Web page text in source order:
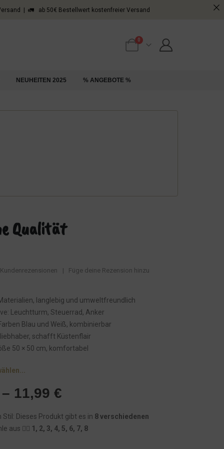
| 🚛 ab 50€ Bestellwert kostenfreier Versand
0
NEUHEITEN 2025 % ANGEBOTE %
Qualität
Kundenrezensionen | Füge deine Rezension hinzu
langlebig und umweltfreundlich
Leuchtturm, Steuerrad, Anker
Blau und Weiß, kombinierbar
schafft Küstenflair
50 × 50 cm, komfortabel
– 11,99 €
Stil: Dieses Produkt gibt es in 8 verschiedenen
aus 👉🏾 1, 2, 3, 4, 5, 6, 7, 8